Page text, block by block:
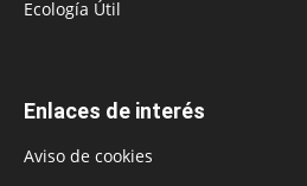
Ecología Útil
Enlaces de interés
Aviso de cookies